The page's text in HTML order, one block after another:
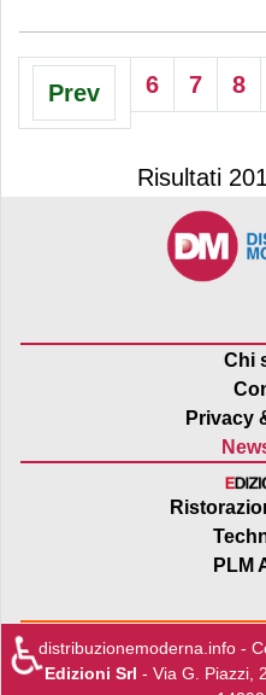
Prev 6 7 8
Risultati
Chi
Privacy
PLM
distribuzionemoderna.info -
Edizioni Srl - Via G. Piazzi,